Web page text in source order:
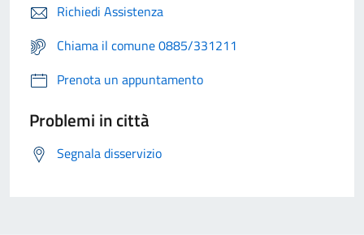
Richiedi Assistenza
Chiama il comune 0885/331211
Prenota un appuntamento
Problemi in città
Segnala disservizio